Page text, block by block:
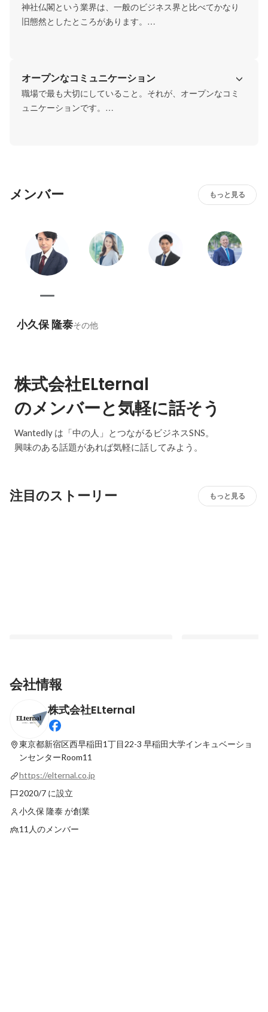
神社仏閣という業界は、一般のビジネス界と比べてかなり
旧態然としたところがあります。
こそ、現実現実な形での導入ができるものと考えていま
す。
オープンなコミュニケーション
職場で最も大切にしていること。それが、オープンなコミ
ュニケーションです。
メンバー もっと見る
小久保 隆泰その他
株式会社ELternal
のメンバーと気軽に話そう
Wantedly は「中の人」とつながるビジネスSNS。
興味のある話題があれば気軽に話してみよう。
注目のストーリー もっと見る
創業2年での快挙！『日本のベストベンチ
ャー100』に選出されました！！
最新順で表示
会社情報
株式会社ELternal
東京都新宿区西早稲田1丁目22-3 早稲田大学インキュベーショ
ンセンターRoom11
https://elternal.co.jp
2020/7 に設立
小久保 隆泰 が創業
11人のメンバー